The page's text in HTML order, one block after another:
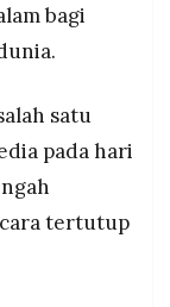
an,
tidak
aktor,
yang
Kong
bagi
satu
pada hari
tertutup